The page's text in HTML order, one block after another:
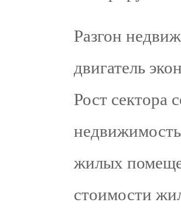
Разгон
двигатель
Рост сектора
жилых
стоимости